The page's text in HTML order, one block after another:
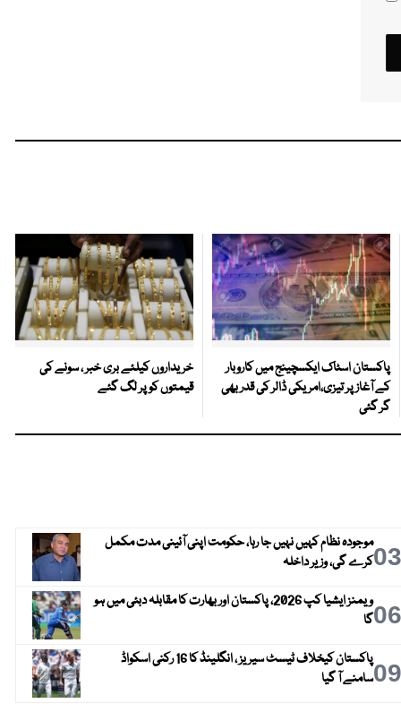
پاکستان اسٹاک ایکسچینج میں کاروبار
کے آغاز پر تیزی،امریکی ڈالر کی قدر بھی
گر گئی
خریداروں کیلئے بری خبر ، سونے کی
قیمتوں کو پر لگ گئے
03موجودہ نظام کہیں نہیں جا رہا، حکومت اپنی آئینی مدت مکمل
کرے گی، وزیر داخلہ
06
ویمنز ایشیا کپ 2026، پاکستان اور بھارت کا مقابلہ دبئی میں ہو
گا
09
پاکستان کیخلاف ٹیسٹ سیریز ، انگلینڈ کا 16 رکنی اسکواڈ
سامنے آ گیا